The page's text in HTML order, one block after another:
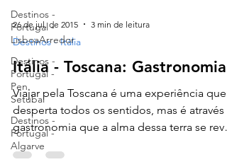
Destinos -
Portugal -
LisboaArredor
Destinos -
Portugal -
Pen.
Setubal
Destinos -
Portugal -
Algarve
26 de jul. de 2015
Destinos - Itália
Itália - Toscana: Gastronomia
Viajar pela Toscana é uma experiência que